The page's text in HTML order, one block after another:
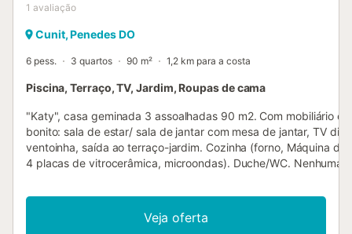
1 avaliação
Cunit, Penedes DO
6 pess. 3 quartos 90 m² 1,2 km para a costa
Piscina, Terraço, TV, Jardim, Roupas de cama
"Katy", casa geminada 3 assoalhadas 90 m2. Com mobiliário
bonito: sala de estar/ sala de jantar com mesa de jantar, TV
ventoinha, saída ao terraço-jardim. Cozinha (forno, Máquina de
4 placas de vitrocerâmica, microondas). Duche/WC. Nenhuma
cm de comprimento), ventoinha, saída à varanda. 1 quarto com
casal (135 cm, 190 cm de comprimento), ventoinha. 1 quarto
de casal (135 cm, 190 cm de comprimento), saída à varanda.
Veja oferta